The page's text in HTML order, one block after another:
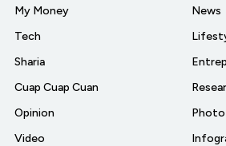
My Money
Tech
Sharia
Cuap Cuap Cuan
Opinion
Video
News
Photo